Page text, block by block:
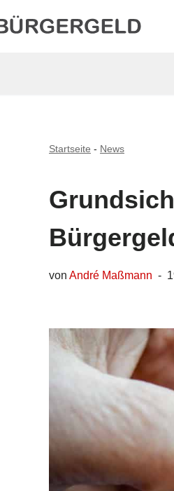
Startseite - News
von André Maßmann